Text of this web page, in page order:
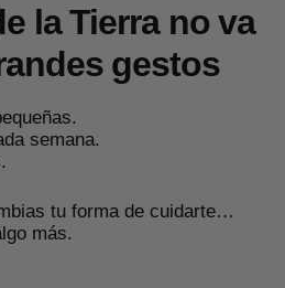
la Tierra no va
gestos
semana.
tu forma de cuidarte…
más.